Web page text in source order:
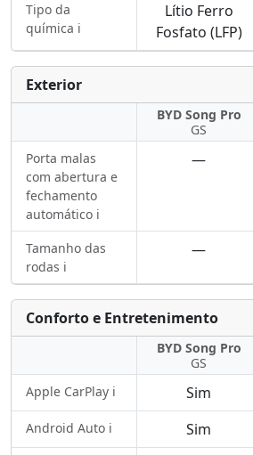
Tipo da
química ℹ️
Lítio Ferro
Fosfato (LFP)
Exterior
BYD Song Pro
GS
Porta malas
com abertura e
fechamento
automático ℹ️
—
Tamanho das
rodas ℹ️
—
Conforto e Entretenimento
BYD Song Pro
GS
Apple CarPlay ℹ️
Sim
Android Auto ℹ️ Sim